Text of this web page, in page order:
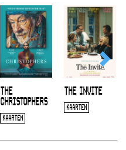
THE
CHRISTOPHERS
KAARTEN
THE INVITE
KAARTEN